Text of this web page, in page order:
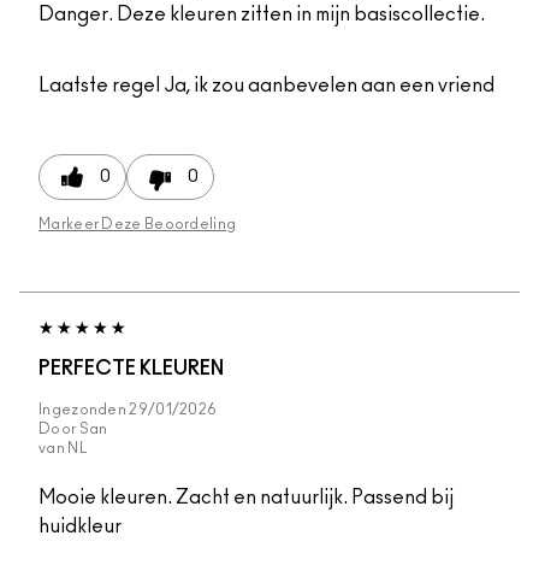
Danger. Deze kleuren zitten in mijn basiscollectie.
Laatste regel Ja, ik zou aanbevelen aan een vriend
0 0
Markeer Deze Beoordeling
PERFECTE KLEUREN
Ingezonden29/01/2026
Door San
van NL
Mooie kleuren. Zacht en natuurlijk. Passend bij
huidkleur